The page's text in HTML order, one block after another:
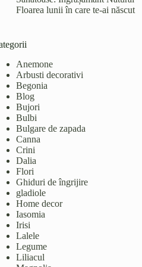
Floarea lunii în care te-ai născut
Anemone
Arbusti decorativi
Begonia
Blog
Bujori
Bulbi
Bulgare de zapada
Canna
Crini
Dalia
Flori
Ghiduri de îngrijire
gladiole
Home decor
Iasomia
Irisi
Lalele
Legume
Liliacul